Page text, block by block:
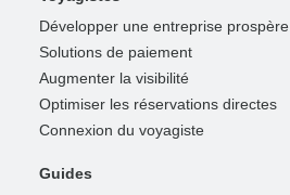
Développer une entreprise prospère
Solutions de paiement
Augmenter la visibilité
Optimiser les réservations directes
Connexion du voyagiste
Guides